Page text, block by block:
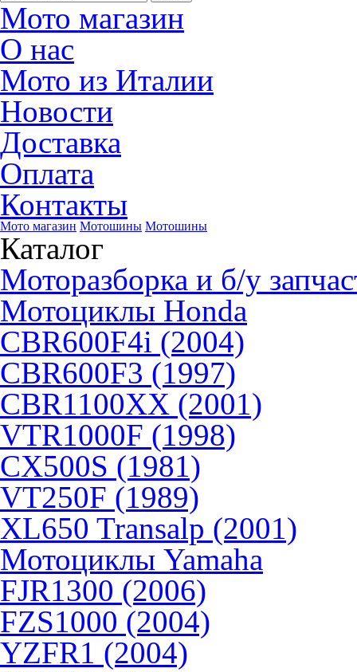
Мото магазин
О нас
Мото из Италии
Новости
Доставка
Оплата
Контакты
Мото магазин Мотошины Мотошины
Каталог
Моторазборка и б/у
Мотоциклы Honda
CBR600F4i (2004)
CBR600F3 (1997)
CBR1100XX (2001)
VTR1000F (1998)
CX500S (1981)
VT250F (1989)
XL650 Transalp (2001)
Мотоциклы Yamaha
FJR1300 (2006)
FZS1000 (2004)
YZFR1 (2004)